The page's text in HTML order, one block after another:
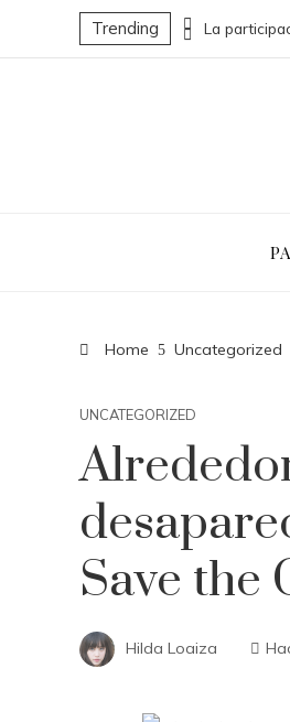
Trending Las 15 donaciones individuales más grandes que impulsaron cambios sociales significativos
Home Uncategorized
UNCATEGORIZED
Save the
Hilda Loaiza